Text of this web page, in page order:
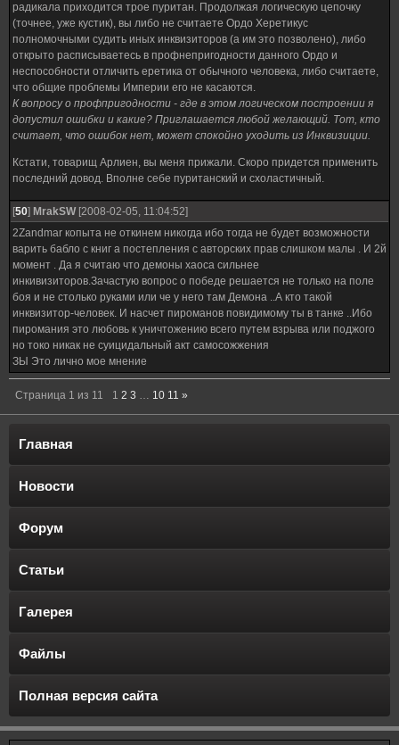
радикала приходится трое пуритан. Продолжая логическую цепочку
(точнее, уже кустик), вы либо не считаете Ордо Херетикус
полномочными судить иных инквизиторов (а им это позволено), либо
открыто расписываетесь в профнепригодности данного Ордо и
неспособности отличить еретика от обычного человека, либо считаете,
что общие проблемы Империи его не касаются.
К вопросу о профпригодности - где в этом логическом построении я
допустил ошибки и какие? Приглашается любой желающий. Тот, кто
считает, что ошибок нет, может спокойно уходить из Инквизиции.
Кстати, товарищ Арлиен, вы меня прижали. Скоро придется применить
последний довод. Вполне себе пуританский и схоластичный.
[50] MrakSW [2008-02-05, 11:04:52]
2Zandmar копыта не откинем никогда ибо тогда не будет возможности
варить бабло с книг а постепления с авторских прав слишком малы . И 2й
момент . Да я считаю что демоны хаоса сильнее
инкивизиторов.Зачастую вопрос о победе решается не только на поле
боя и не столько руками или че у него там Демона ..А кто такой
инквизитор-человек. И насчет пироманов повидимому ты в танке ..Ибо
пиромания это любовь к уничтожению всего путем взрыва или поджого
но токо никак не суицидальный акт самосожжения
ЗЫ Это лично мое мнение
Страница 1 из 11 1 2 3 … 10 11 »
Главная
Новости
Форум
Статьи
Галерея
Файлы
Полная версия сайта